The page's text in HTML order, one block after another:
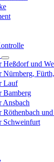
Heßdorf und
Nürnberg,
Lauf
Bamberg
Ansbach
Röthenbach
Schweinfurt